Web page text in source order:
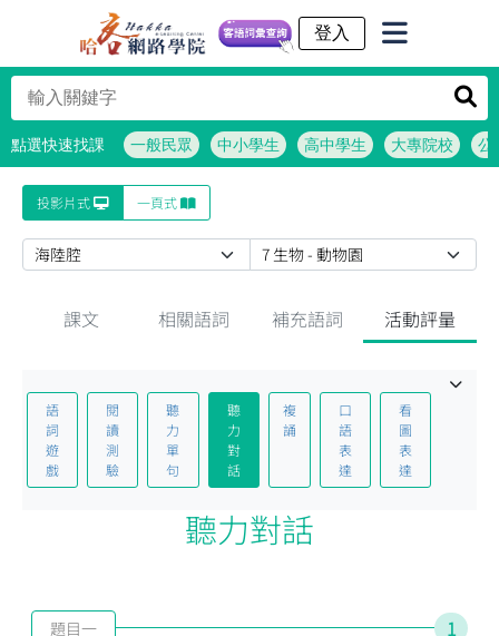
客語詞彙查詢
點選快速找課 一般民眾 中小學生 高中學生 大專院校 公
投影片式 一頁式
課文 相關語詞 補充語詞 活動評量
語
詞
遊
戲
閱
讀
測
驗
聽
力
單
句
聽
力
對
話
複
誦
口
語
表
達
看
圖
表
達
聽力對話
題目一 1